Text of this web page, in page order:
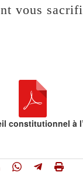
vous
constitutionnel à